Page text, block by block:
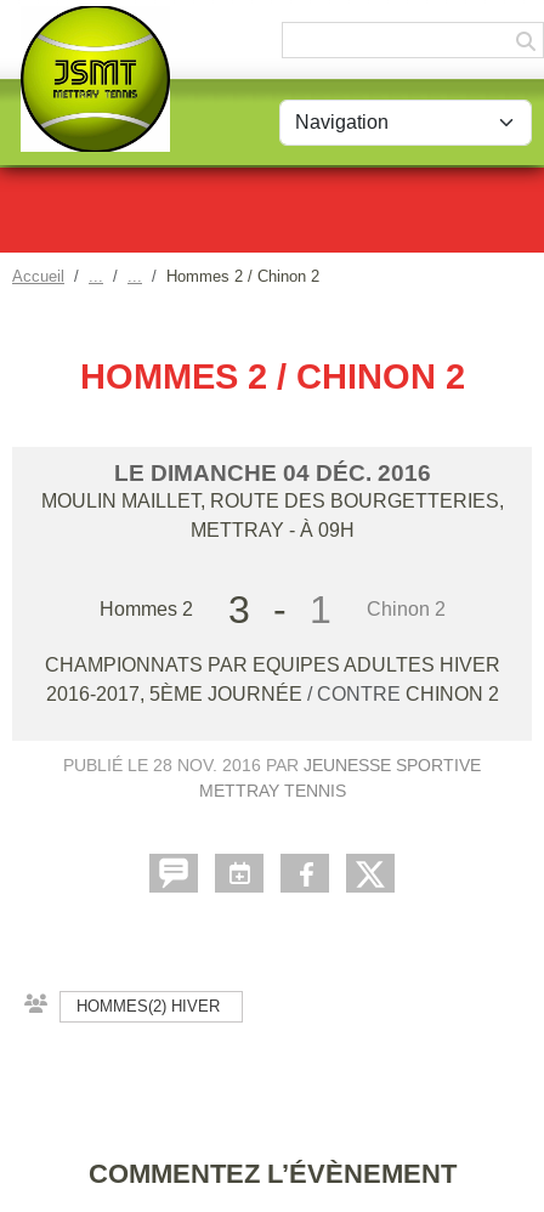
Accueil Hommes 2 / Chinon 2
HOMMES 2 / CHINON 2
LE DIMANCHE 04 DÉC. 2016
MOULIN MAILLET, ROUTE DES BOURGETTERIES,
METTRAY - À 09H
Hommes 2 3 - 1 Chinon 2
CHAMPIONNATS PAR EQUIPES ADULTES HIVER
2016-2017, 5ÈME JOURNÉE / CONTRE CHINON 2
PUBLIÉ LE 28 NOV. 2016 PAR JEUNESSE SPORTIVE
METTRAY TENNIS
HOMMES(2) HIVER
COMMENTEZ L’ÉVÈNEMENT
Panneau de gestion des cookies